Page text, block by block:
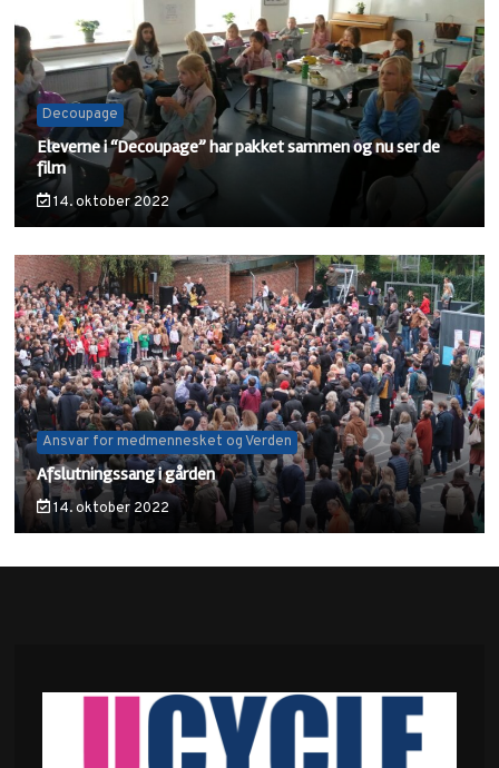
Decoupage
Eleverne i “Decoupage” har pakket sammen og nu ser de
film
14. oktober 2022
Ansvar for medmennesket og Verden
Afslutningssang i gården
14. oktober 2022